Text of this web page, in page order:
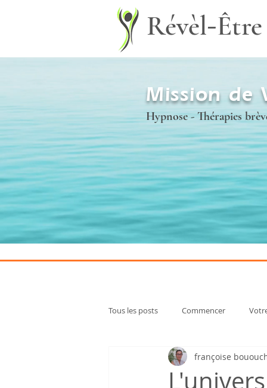
Révèl-Être
Mission de
Tous les posts Commencer
françoise
Hypnose - Thérapies